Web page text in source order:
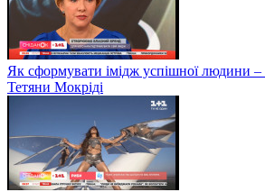
Як сформувати імідж успішної людини –
Тетяни Мокріді